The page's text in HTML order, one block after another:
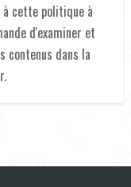
à cette politique à
d'examiner et
contenus dans la